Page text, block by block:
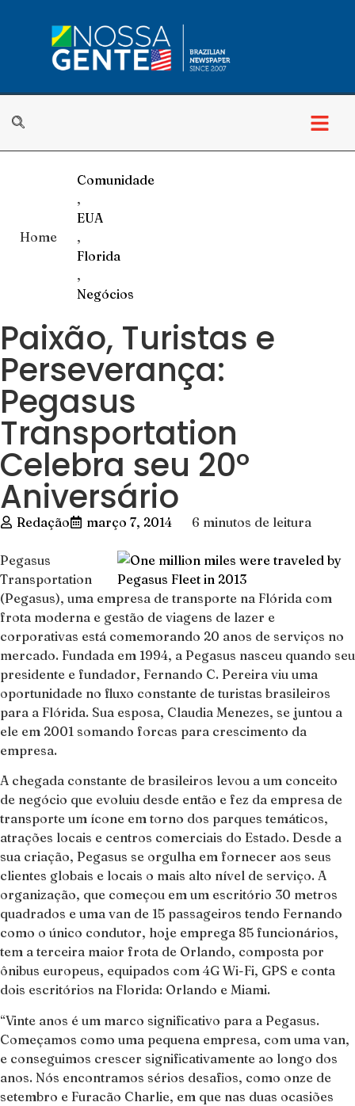
Home
Comunidade
,
EUA
,
Florida
,
Negócios
Paixão, Turistas e
Perseverança:
Pegasus
Transportation
Celebra seu 20º
Aniversário
Redação março 7, 2014 6 minutos de leitura
Pegasus
Transportation
(Pegasus), uma empresa de transporte na Flórida com
frota moderna e gestão de viagens de lazer e
corporativas está comemorando 20 anos de serviços no
mercado. Fundada em 1994, a Pegasus nasceu quando seu
presidente e fundador, Fernando C. Pereira viu uma
oportunidade no fluxo constante de turistas brasileiros
para a Flórida. Sua esposa, Claudia Menezes, se juntou a
ele em 2001 somando forcas para crescimento da
empresa.
A chegada constante de brasileiros levou a um conceito
de negócio que evoluiu desde então e fez da empresa de
transporte um ícone em torno dos parques temáticos,
atrações locais e centros comerciais do Estado. Desde a
sua criação, Pegasus se orgulha em fornecer aos seus
clientes globais e locais o mais alto nível de serviço. A
organização, que começou em um escritório 30 metros
quadrados e uma van de 15 passageiros tendo Fernando
como o único condutor, hoje emprega 85 funcionários,
tem a terceira maior frota de Orlando, composta por
ônibus europeus, equipados com 4G Wi-Fi, GPS e conta
dois escritórios na Florida: Orlando e Miami.
“Vinte anos é um marco significativo para a Pegasus.
Começamos como uma pequena empresa, com uma van,
e conseguimos crescer significativamente ao longo dos
anos. Nós encontramos sérios desafios, como onze de
setembro e Furacão Charlie, em que nas duas ocasiões